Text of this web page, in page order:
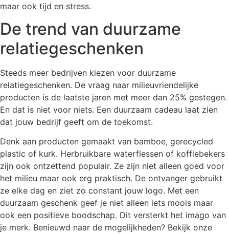
maar ook tijd en stress.
De trend van duurzame
relatiegeschenken
Steeds meer bedrijven kiezen voor duurzame
relatiegeschenken. De vraag naar milieuvriendelijke
producten is de laatste jaren met meer dan 25% gestegen.
En dat is niet voor niets. Een duurzaam cadeau laat zien
dat jouw bedrijf geeft om de toekomst.
Denk aan producten gemaakt van bamboe, gerecycled
plastic of kurk. Herbruikbare waterflessen of koffiebekers
zijn ook ontzettend populair. Ze zijn niet alleen goed voor
het milieu maar ook erg praktisch. De ontvanger gebruikt
ze elke dag en ziet zo constant jouw logo. Met een
duurzaam geschenk geef je niet alleen iets moois maar
ook een positieve boodschap. Dit versterkt het imago van
je merk. Benieuwd naar de mogelijkheden? Bekijk onze